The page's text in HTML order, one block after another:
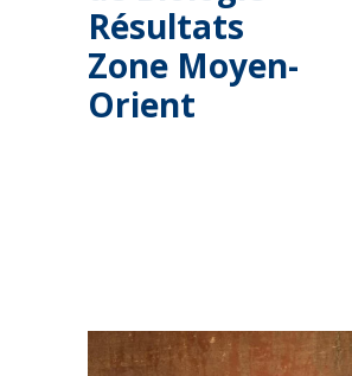
Résultats
Zone Moyen-
Orient